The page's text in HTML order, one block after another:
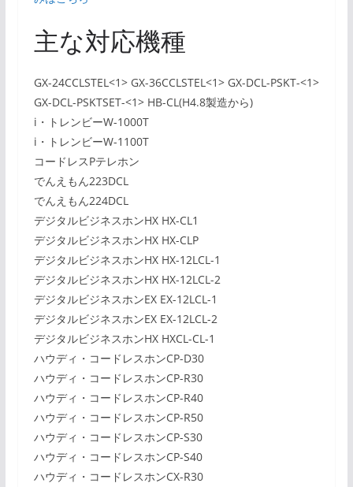
主な対応機種
GX-24CCLSTEL<1> GX-36CCLSTEL<1> GX-DCL-PSKT-<1>
GX-DCL-PSKTSET-<1> HB-CL(H4.8製造から)
i・トレンビーW-1000T
i・トレンビーW-1100T
コードレスPテレホン
でんえもん223DCL
でんえもん224DCL
デジタルビジネスホンHX HX-CL1
デジタルビジネスホンHX HX-CLP
デジタルビジネスホンHX HX-12LCL-1
デジタルビジネスホンHX HX-12LCL-2
デジタルビジネスホンEX EX-12LCL-1
デジタルビジネスホンEX EX-12LCL-2
デジタルビジネスホンHX HXCL-CL-1
ハウディ・コードレスホンCP-D30
ハウディ・コードレスホンCP-R30
ハウディ・コードレスホンCP-R40
ハウディ・コードレスホンCP-R50
ハウディ・コードレスホンCP-S30
ハウディ・コードレスホンCP-S40
ハウディ・コードレスホンCX-R30